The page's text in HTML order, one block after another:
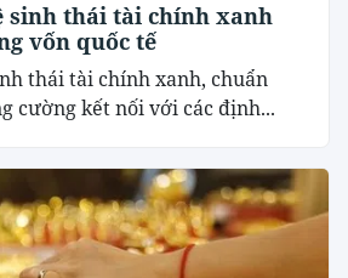
sinh thái tài chính xanh
vốn quốc tế
thái tài chính xanh, chuẩn
cường kết nối với các định...